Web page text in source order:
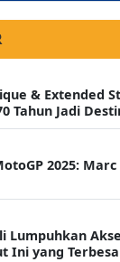
& Extended
Tahun Jadi
2025:
Lumpuhkan
Ini yang